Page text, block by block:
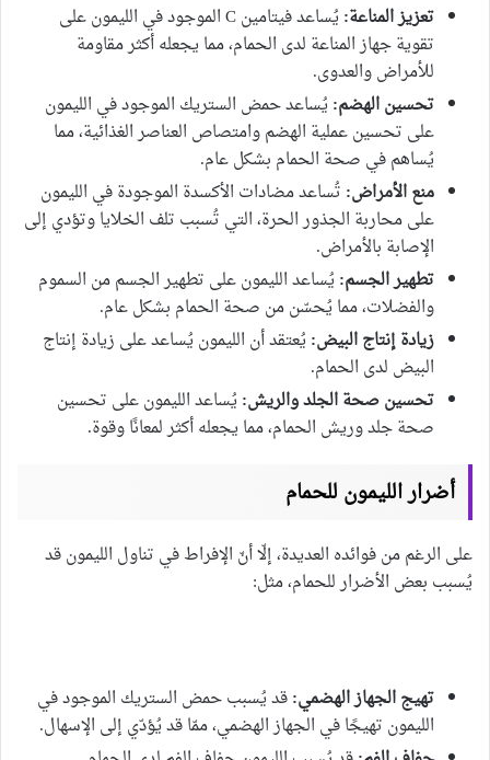
تعزيز المناعة:
يُساعد فيتامين C الموجود في الليمون على
تقوية جهاز المناعة لدى الحمام، مما يجعله أكثر مقاومة
للأمراض والعدوى.
تحسين الهضم:يُساعد حمض الستريك الموجود في الليمون
على تحسين عملية الهضم وامتصاص العناصر الغذائية، مما
يُساهم في صحة الحمام بشكل عام.
منع الأمراض: تُساعد مضادات الأكسدة الموجودة في الليمون
على محاربة الجذور الحرة، التي تُسبب تلف الخلايا وتؤدي إلى
الإصابة بالأمراض.
تطهير الجسم:يُساعد الليمون على تطهير الجسم من السموم
والفضلات، مما يُحسّن من صحة الحمام بشكل عام.
زيادة إنتاج البيض:يُعتقد أن الليمون يُساعد على زيادة إنتاج
البيض لدى الحمام.
تحسين صحة الجلد والريش:يُساعد الليمون على تحسين
صحة جلد وريش الحمام، مما يجعله أكثر لمعانًا وقوة.
أضرار الليمون للحمام
على الرغم من فوائده العديدة، إلّا أنّ الإفراط في تناول الليمون قد
يُسبب بعض الأضرار للحمام، مثل:
تهيج الجهاز الهضمي:قد يُسبب حمض الستريك الموجود في
الليمون تهيجًا في الجهاز الهضمي، ممّا قد يُؤدّي إلى الإسهال.